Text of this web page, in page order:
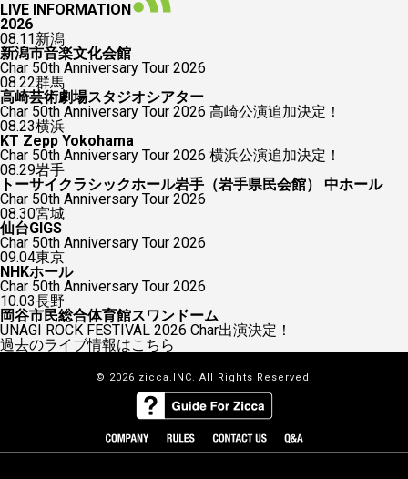
LIVE INFORMATION
2026
08.11新潟
新潟市音楽文化会館
Char 50th Anniversary Tour 2026
08.22群馬
高崎芸術劇場スタジオシアター
Char 50th Anniversary Tour 2026 高崎公演追加決定！
08.23横浜
KT Zepp Yokohama
Char 50th Anniversary Tour 2026 横浜公演追加決定！
08.29岩手
トーサイクラシックホール岩手（岩手県民会館） 中ホール
Char 50th Anniversary Tour 2026
08.30宮城
仙台GIGS
Char 50th Anniversary Tour 2026
09.04東京
NHKホール
Char 50th Anniversary Tour 2026
10.03長野
岡谷市民総合体育館スワンドーム
UNAGI ROCK FESTIVAL 2026 Char出演決定！
過去のライブ情報はこちら
© 2026 zicca.INC. All Rights Reserved.